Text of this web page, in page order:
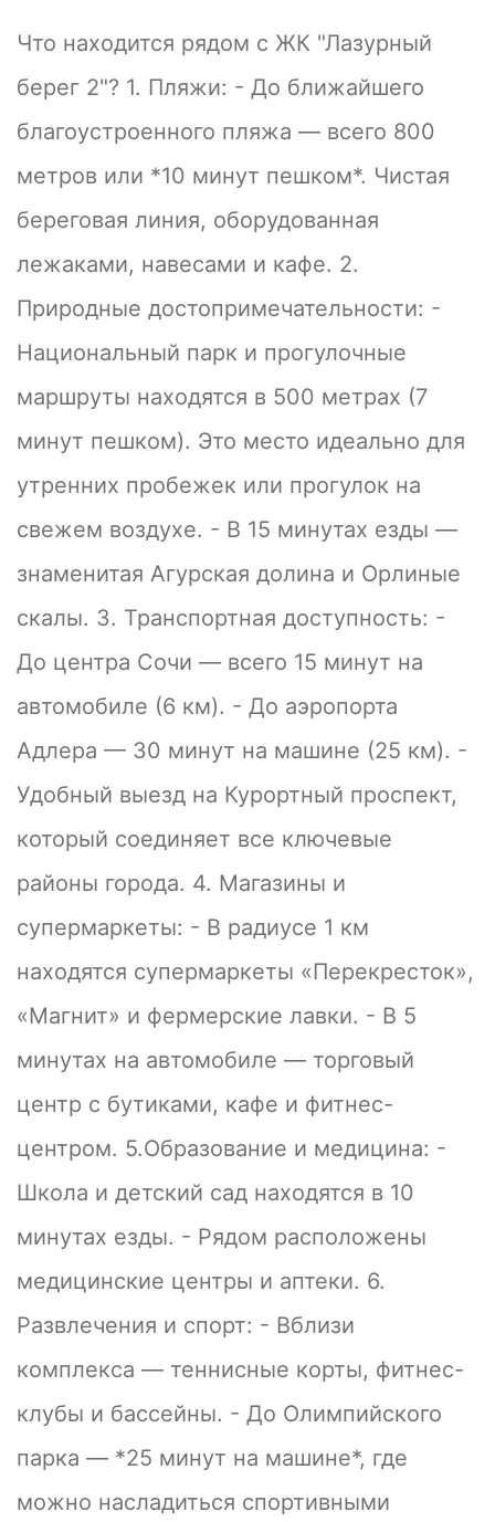
Что находится рядом с ЖК "Лазурный
берег 2"? 1. Пляжи: - До ближайшего
благоустроенного пляжа — всего 800
метров или *10 минут пешком*. Чистая
береговая линия, оборудованная
лежаками, навесами и кафе. 2.
Природные достопримечательности: -
Национальный парк и прогулочные
маршруты находятся в 500 метрах (7
минут пешком). Это место идеально для
утренних пробежек или прогулок на
свежем воздухе. - В 15 минутах езды —
знаменитая Агурская долина и Орлиные
скалы. 3. Транспортная доступность: -
До центра Сочи — всего 15 минут на
автомобиле (6 км). - До аэропорта
Адлера — 30 минут на машине (25 км). -
Удобный выезд на Курортный проспект,
который соединяет все ключевые
районы города. 4. Магазины и
супермаркеты: - В радиусе 1 км
находятся супермаркеты «Перекресток»,
«Магнит» и фермерские лавки. - В 5
минутах на автомобиле — торговый
центр с бутиками, кафе и фитнес-
центром. 5.Образование и медицина: -
Школа и детский сад находятся в 10
минутах езды. - Рядом расположены
медицинские центры и аптеки. 6.
Развлечения и спорт: - Вблизи
комплекса — теннисные корты, фитнес-
клубы и бассейны. - До Олимпийского
парка — *25 минут на машине*, где
можно насладиться спортивными